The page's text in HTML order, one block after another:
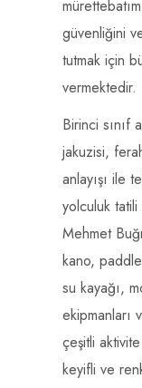
güvenliğini
tutmak için
vermektedir.
Birinci sınıf
jakuzisi,
anlayışı ile
yolculuk
Mehmet
kano,
su kayağı,
ekipmanları
çeşitli
keyifli ve